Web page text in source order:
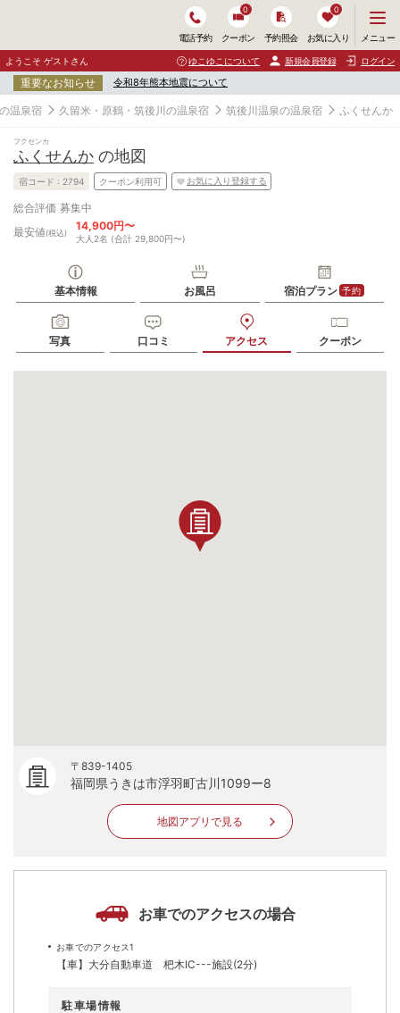
電話予約 クーポン
0
予約照会 お気に入り
0
ニ
ュ
ー
開
く
メニュー
ようこそ ゲストさん ゆこゆこについて 新規会員登録 ログイン
重要なお知らせ 令和8年熊本地震について
温泉宿 久留米・原鶴・筑後川の温泉宿 筑後川温泉の温泉宿 ふくせんか
フクセンカ
ふくせんか の地図
宿コード : 2794 クーポン利用可 お気に入り登録する
総合評価 募集中
最安値(税込)
14,900円〜
大人2名 (合計 29,800円〜)
基本情報 お風呂 宿泊プラン 予約
写真 口コミ アクセス クーポン
〒839-1405
福岡県うきは市浮羽町古川1099ー8
地図アプリで見る
お車でのアクセスの場合
お車でのアクセス1
【車】大分自動車道 杷木IC---施設(2分)
駐車場情報